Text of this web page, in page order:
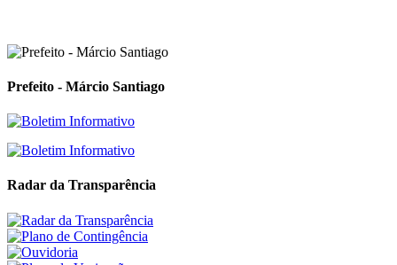
Prefeito - Márcio Santiago
Radar da Transparência